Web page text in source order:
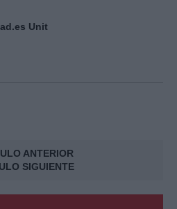
Unit
ANTERIOR
SIGUIENTE